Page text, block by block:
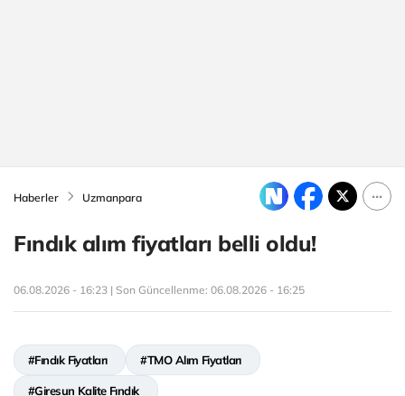
Haberler Uzmanpara
Fındık alım fiyatları belli oldu!
06.08.2026 - 16:23 | Son Güncellenme: 06.08.2026 - 16:25
#Fındık Fiyatları #TMO Alım Fiyatları
#Giresun Kalite Fındık